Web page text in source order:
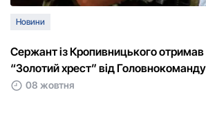
Новини
Сержант із Кропивницького отримав
“Золотий хрест” від
08 жовтня